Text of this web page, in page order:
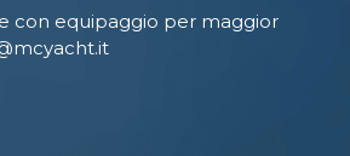
con equipaggio per maggior